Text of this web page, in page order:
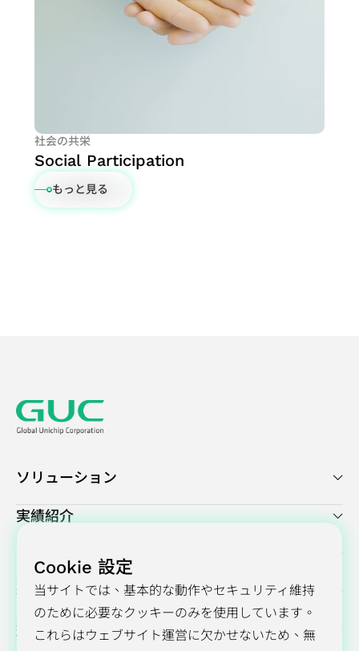
計
シ
ョ
ン
社会の共栄
Social Participation
もっと見る
ソリューション
実績紹介
プレスセンター
投資家向け情報
環境・社会・ガバナンス（ESG）
Cookie 設定
当サイトでは、基本的な動作やセキュリティ維持
のために必要なクッキーのみを使用しています。
これらはウェブサイト運営に欠かせないため、無